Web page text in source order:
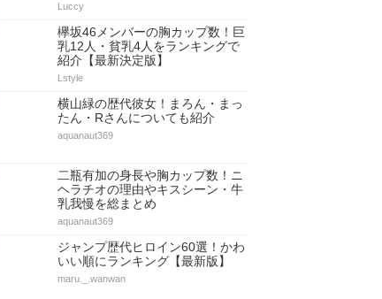
Luccy
欅坂46メンバーの胸カップ数！巨
乳12人・貧乳4人をランキングで
紹介【最新決定版】
Lstyle
横山緑の歴代彼女！まろん・まっ
たん・Rさんについても紹介
aquanaut369
二瓶有加の身長や胸カップ数！ニ
ヘラチオの理由やキスシーン・牛
乳我慢を総まとめ
aquanaut369
ジャンプ歴代ヒロイン60選！かわ
いい順にランキング【最新版】
maru._.wanwan